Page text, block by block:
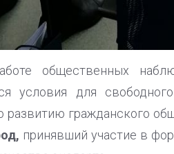
общественных
условия для
развитию гражданского
принявший участие в